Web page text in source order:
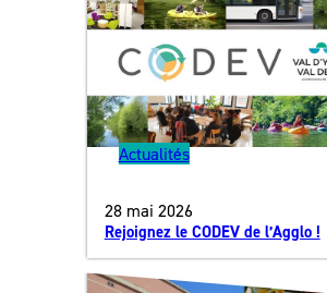
Actualités
28 mai 2026
Rejoignez le CODEV de l’Agglo !